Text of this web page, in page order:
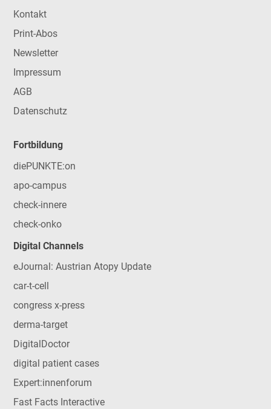
Kontakt
Print-Abos
Newsletter
Impressum
AGB
Datenschutz
Fortbildung
diePUNKTE:on
apo-campus
check-innere
check-onko
Digital Channels
eJournal: Austrian Atopy Update
car-t-cell
congress x-press
derma-target
DigitalDoctor
digital patient cases
Expert:innenforum
Fast Facts Interactive